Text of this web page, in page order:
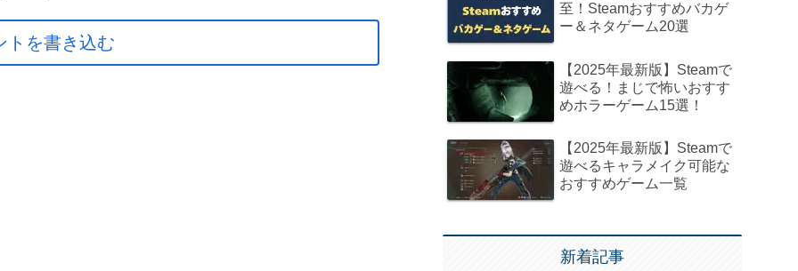
トを書き込む
至！Steamおすすめバカゲ
ー＆ネタゲーム20選
【2025年最新版】Steamで
遊べる！まじで怖いおすす
めホラーゲーム15選！
【2025年最新版】Steamで
遊べるキャラメイク可能な
おすすめゲーム一覧
新着記事